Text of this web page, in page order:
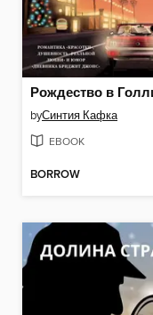
byСинтия Кафка
EBOOK
BORROW